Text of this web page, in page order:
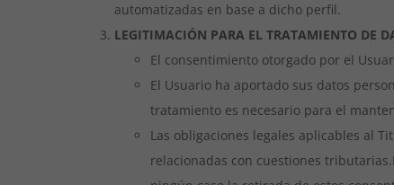
automatizadas en base a dicho perfil.
LEGITIMACIÓN PARA EL TRATAMIENTO DE
El consentimiento otorgado por el
El Usuario ha aportado sus datos
tratamiento es necesario para el
Las obligaciones legales aplicables al
relacionadas con cuestiones tributarias.